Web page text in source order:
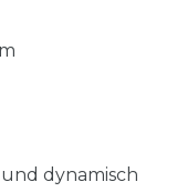
dynamisch